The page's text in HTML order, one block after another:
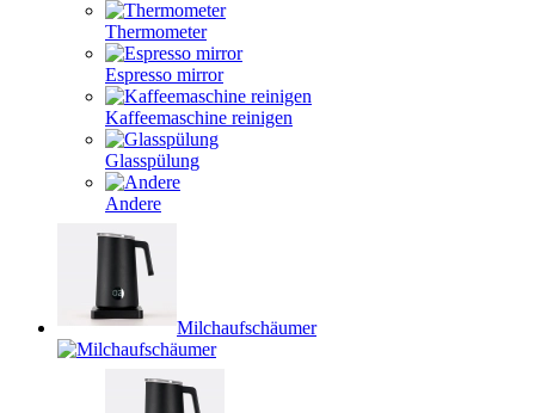
Thermometer
Espresso mirror
Kaffeemaschine reinigen
Glasspülung
Andere
Milchaufschäumer